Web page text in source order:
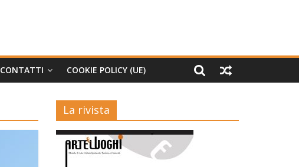
CONTATTI COOKIE POLICY (UE)
La rivista